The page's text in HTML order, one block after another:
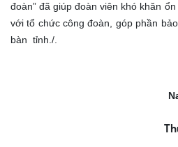
đoàn” đã giúp đoàn viên khó khăn
với tổ chức công đoàn, góp phần
bàn tỉnh./.